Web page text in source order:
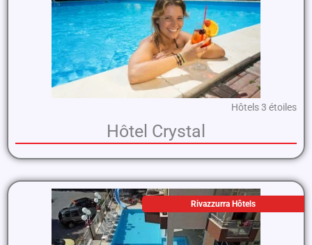
Hôtels 3 étoiles
Hôtel Crystal
Rivazzurra Hôtels